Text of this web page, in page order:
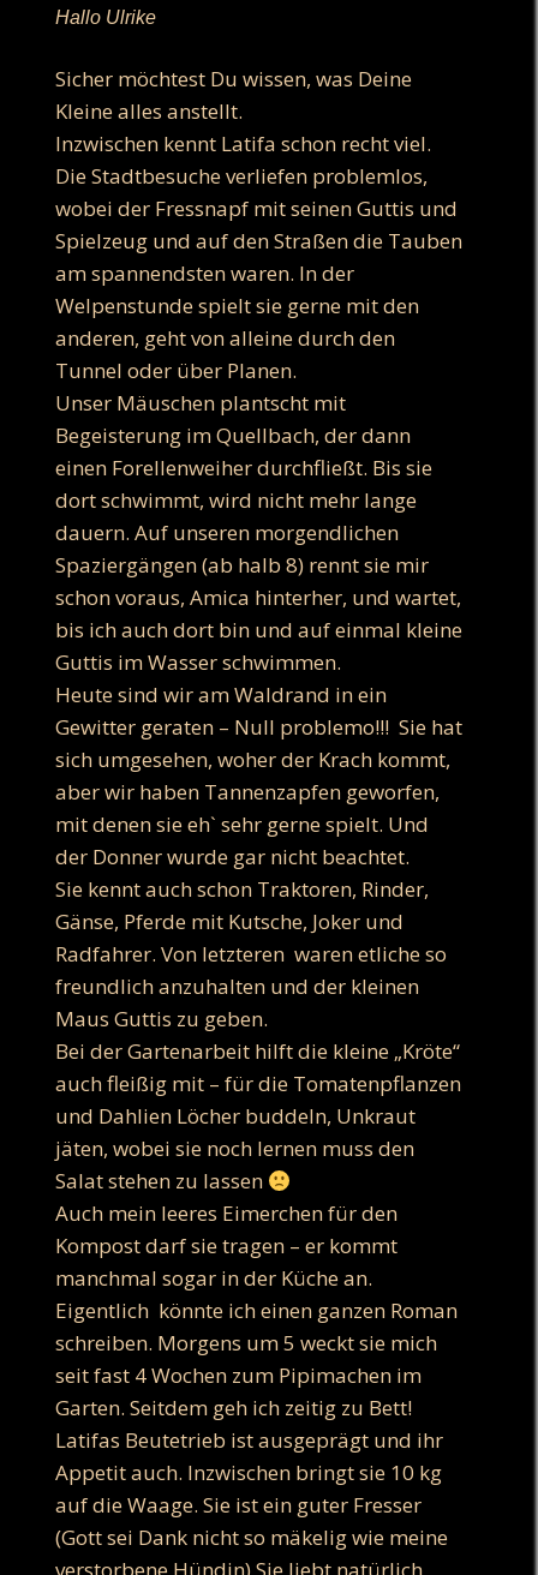
Hallo Ulrike
Sicher möchtest Du wissen, was Deine
Kleine alles anstellt.
Inzwischen kennt Latifa schon recht viel.
Die Stadtbesuche verliefen problemlos,
wobei der Fressnapf mit seinen Guttis und
Spielzeug und auf den Straßen die Tauben
am spannendsten waren. In der
Welpenstunde spielt sie gerne mit den
anderen, geht von alleine durch den
Tunnel oder über Planen.
Unser Mäuschen plantscht mit
Begeisterung im Quellbach, der dann
einen Forellenweiher durchfließt. Bis sie
dort schwimmt, wird nicht mehr lange
dauern. Auf unseren morgendlichen
Spaziergängen (ab halb 8) rennt sie mir
schon voraus, Amica hinterher, und wartet,
bis ich auch dort bin und auf einmal kleine
Guttis im Wasser schwimmen.
Heute sind wir am Waldrand in ein
Gewitter geraten – Null problemo!!! Sie hat
sich umgesehen, woher der Krach kommt,
aber wir haben Tannenzapfen geworfen,
mit denen sie eh` sehr gerne spielt. Und
der Donner wurde gar nicht beachtet.
Sie kennt auch schon Traktoren, Rinder,
Gänse, Pferde mit Kutsche, Joker und
Radfahrer. Von letzteren waren etliche so
freundlich anzuhalten und der kleinen
Maus Guttis zu geben.
Bei der Gartenarbeit hilft die kleine „Kröte“
auch fleißig mit – für die Tomatenpflanzen
und Dahlien Löcher buddeln, Unkraut
jäten, wobei sie noch lernen muss den
Salat stehen zu lassen
Auch mein leeres Eimerchen für den
Kompost darf sie tragen – er kommt
manchmal sogar in der Küche an.
Eigentlich könnte ich einen ganzen Roman
schreiben. Morgens um 5 weckt sie mich
seit fast 4 Wochen zum Pipimachen im
Garten. Seitdem geh ich zeitig zu Bett!
Latifas Beutetrieb ist ausgeprägt und ihr
Appetit auch. Inzwischen bringt sie 10 kg
auf die Waage. Sie ist ein guter Fresser
(Gott sei Dank nicht so mäkelig wie meine